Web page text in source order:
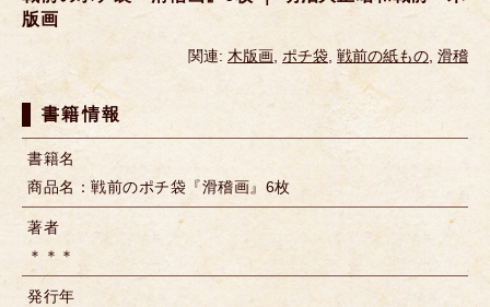
版画
関連: 木版画, ポチ袋, 戦前の紙もの, 滑稽
書籍情報
書籍名
商品名：戦前のポチ袋『滑稽画』6枚
著者
＊＊＊
発行年